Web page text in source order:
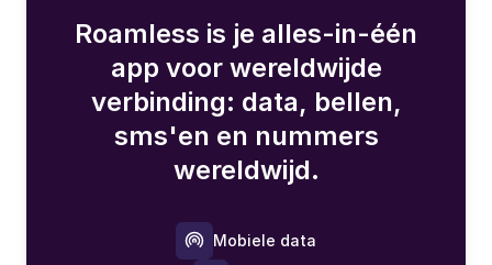
Roamless is je alles-in-één
app voor wereldwijde
verbinding: data, bellen,
sms'en en nummers
wereldwijd.
Mobiele data